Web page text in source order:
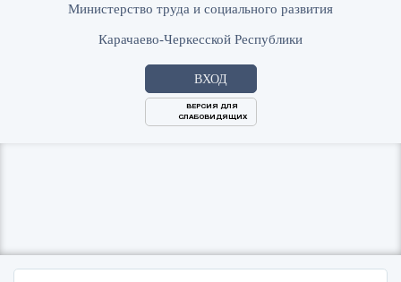
Министерство труда и социального развития
Карачаево-Черкесской Республики
ВХОД
ВЕРСИЯ ДЛЯ
СЛАБОВИДЯЩИХ